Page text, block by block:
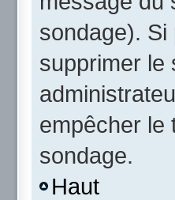
sondage). Si
supprimer le
empêcher le
sondage.
Haut